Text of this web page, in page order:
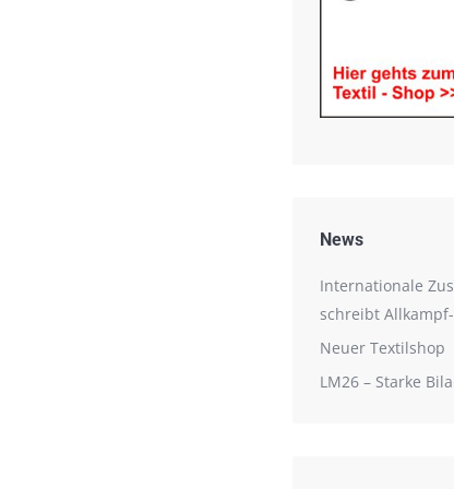
News
Internationale
schreibt
Neuer Textilshop
LM26 – Starke